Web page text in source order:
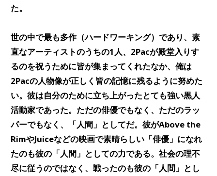
た。
世の中で最も多作（ハードワーキング）であり、素
直なアーティストのうちの1人、2Pacが殿堂入りす
るのを祝うために皆が集まってくれたなか、俺は
2Pacの人物像が正しく皆の記憶に残るように努めた
い。彼は自分のために立ち上がったとても強い黒人
活動家であった。ただの俳優でもなく、ただのラッ
パーでもなく、「人間」としてだ。彼がAbove the
RimやJuiceなどの映画で素晴らしい「俳優」になれ
たのも彼の「人間」としての力である。社会の理不
尽に従うのではなく、戦ったのも彼の「人間」とし